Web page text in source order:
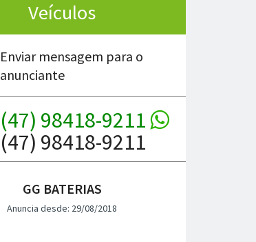
Veículos
Enviar mensagem para o
anunciante
(47) 98418-9211
(47) 98418-9211
GG BATERIAS
Anuncia desde: 29/08/2018